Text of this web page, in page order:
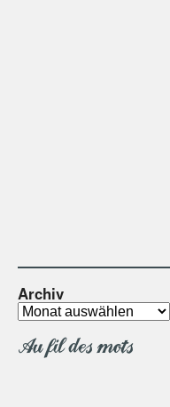
Archiv
Au fil des mots